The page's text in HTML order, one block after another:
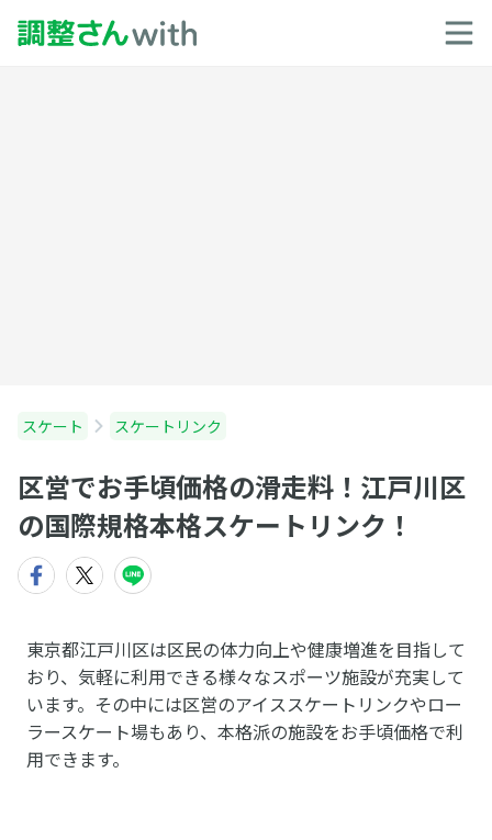
スケート スケートリンク
区営でお手頃価格の滑走料！江戸川区
の国際規格本格スケートリンク！
東京都江戸川区は区民の体力向上や健康増進を目指して
おり、気軽に利用できる様々なスポーツ施設が充実して
います。その中には区営のアイススケートリンクやロー
ラースケート場もあり、本格派の施設をお手頃価格で利
用できます。